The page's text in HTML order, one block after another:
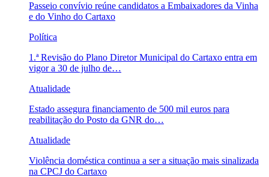
Passeio convívio reúne candidatos a Embaixadores da Vinha
e do Vinho do Cartaxo
Política
1.ª Revisão do Plano Diretor Municipal do Cartaxo entra em
vigor a 30 de julho de…
Atualidade
Estado assegura financiamento de 500 mil euros para
reabilitação do Posto da GNR do…
Atualidade
Violência doméstica continua a ser a situação mais sinalizada
na CPCJ do Cartaxo